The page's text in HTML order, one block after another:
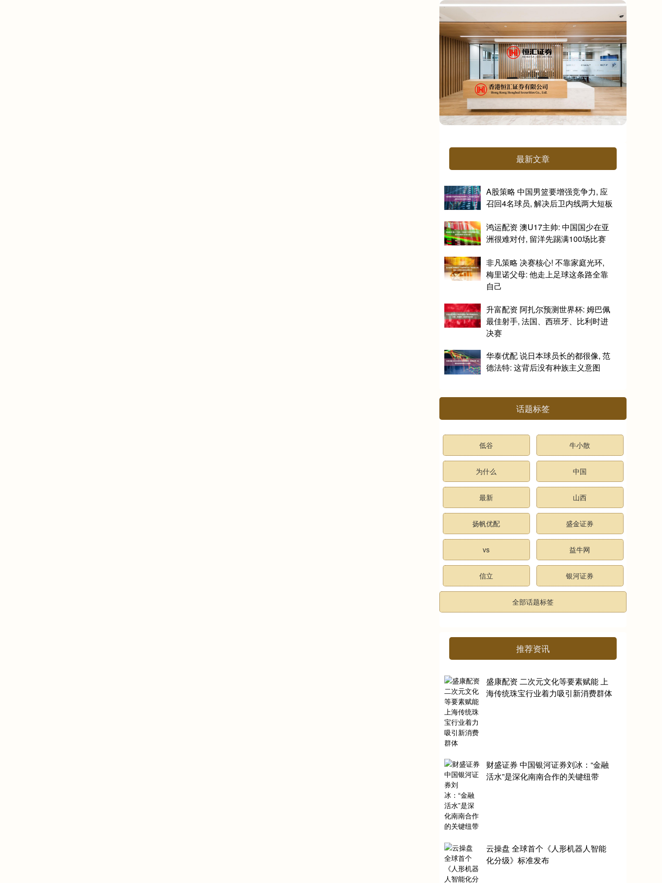
最新文章
A股策略 中国男篮要增强竞争力, 应
召回4名球员, 解决后卫内线两大短板
鸿运配资 澳U17主帅: 中国国少在亚
洲很难对付, 留洋先踢满100场比赛
非凡策略 决赛核心! 不靠家庭光环,
梅里诺父母: 他走上足球这条路全靠
自己
升富配资 阿扎尔预测世界杯: 姆巴佩
最佳射手, 法国、西班牙、比利时进
决赛
华泰优配 说日本球员长的都很像, 范
德法特: 这背后没有种族主义意图
话题标签
低谷 牛小散
为什么 中国
最新 山西
扬帆优配 盛金证券
vs 益牛网
信立 银河证券
全部话题标签
推荐资讯
盛康配资 二次元文化等要素赋能 上
海传统珠宝行业着力吸引新消费群体
财盛证券 中国银河证券刘冰：“金融
活水”是深化南南合作的关键纽带
云操盘 全球首个《人形机器人智能
化分级》标准发布